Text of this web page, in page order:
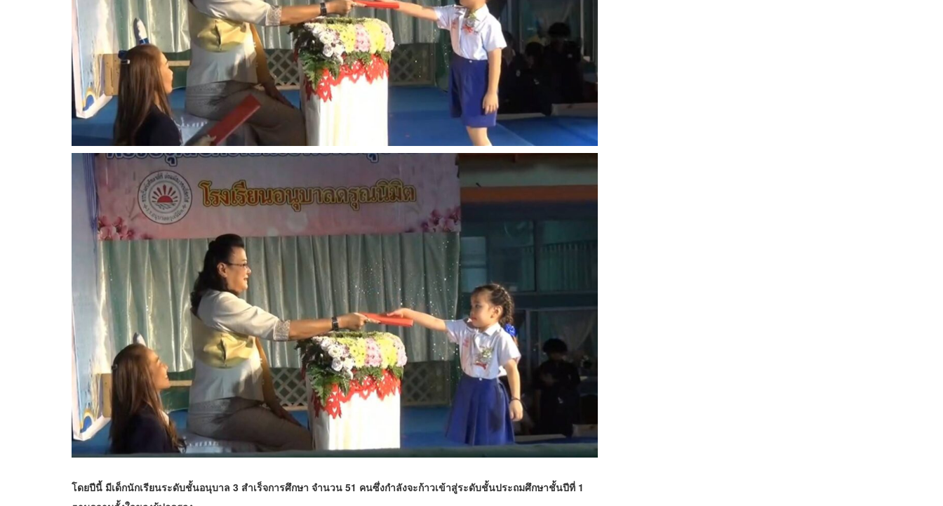
โดยปีนี้ มีเด็กนักเรียนระดับชั้นอนุบาล 3 สำเร็จการศึกษา จำนวน 51 คนซึ่งกำลังจะก้าวเข้าสู่ระดับชั้นประถมศึกษาชั้นปีที่ 1